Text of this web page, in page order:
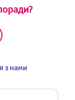
з нами